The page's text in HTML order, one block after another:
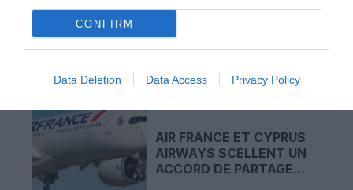
CONFIRM
Data Deletion Data Access Privacy Policy
AIR FRANCE ET CYPRUS
AIRWAYS SCELLENT UN
ACCORD DE PARTAGE...